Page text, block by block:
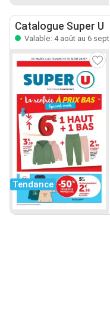
Catalogue Super U
Valable: 4 août au 6 sept.
Tendance